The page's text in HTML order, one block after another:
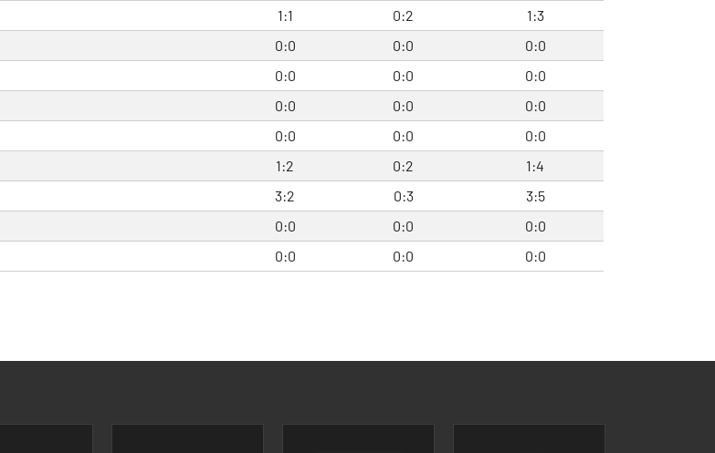
1:1 0:2
1:3
0:0 0:0
0:0
0:0 0:0
0:0
0:0 0:0
0:0
0:0 0:0
0:0
1:2 0:2
1:4
3:2 0:3
3:5
0:0 0:0
0:0
0:0 0:0 0:0